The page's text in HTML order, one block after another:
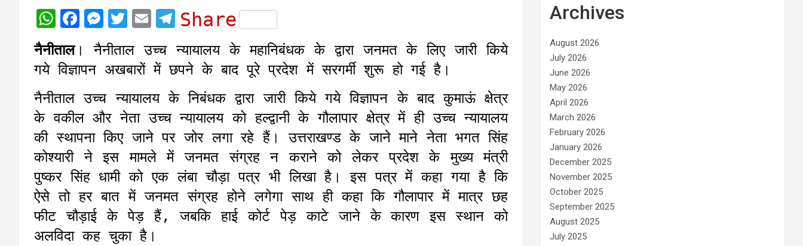
W
a
t
s
A
p
p
F
c
e
b
o
o
k
M
e
s
s
e
n
g
e
r
T
i
t
t
e
r
E
a
i
l
T
l
e
g
r
a
m
Share
नैनीताल। नैनीताल उच्च न्यायालय के महानिबंधक के द्वारा जनमत के लिए जारी किये
गये विज्ञापन अखबारों में छपने के बाद पूरे प्रदेश में सरगर्मी शुरू हो गई है।
नैनीताल उच्च न्यायालय के निबंधक द्वारा जारी किये गये विज्ञापन के बाद कुमाऊं क्षेत्र
के वकील और नेता उच्च न्यायालय को हल्द्वानी के गौलापार क्षेत्र में ही उच्च न्यायालय
की स्थापना किए जाने पर जोर लगा रहे हैं। उत्तराखण्ड के जाने माने नेता भगत सिंह
कोश्यारी ने इस मामले में जनमत संग्रह न कराने को लेकर प्रदेश के मुख्य मंत्री
पुष्कर सिंह धामी को एक लंबा चौड़ा पत्र भी लिखा है। इस पत्र में कहा गया है कि
ऐसे तो हर बात में जनमत संग्रह होने लगेगा साथ ही कहा कि गौलापार में मात्र छह
फीट चौड़ाई के पेड़ हैं, जबकि हाई कोर्ट पेड़ काटे जाने के कारण इस स्थान को
अलविदा कह चुका है।
Archives
August 2026
July 2026
June 2026
May 2026
April 2026
March 2026
February 2026
January 2026
December 2025
November 2025
October 2025
September 2025
August 2025
July 2025